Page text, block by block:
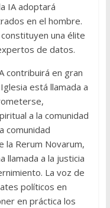
IA adoptará
en el hombre.
una élite
de datos.
contribuirá en gran
está llamada a
a la comunidad
comunidad
la Rerum Novarum,
llamada a la justicia
La voz de
políticos en
en práctica los